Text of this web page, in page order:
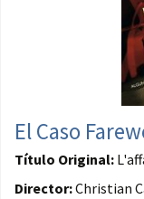
El Caso
Título Original:
Director:Christian